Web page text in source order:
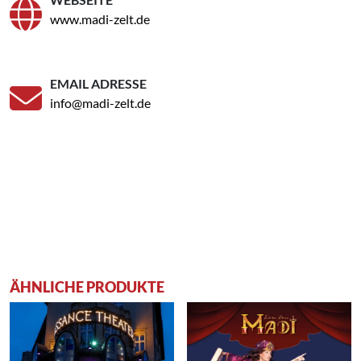
www.madi-zelt.de
EMAIL ADRESSE
info@madi-zelt.de
ÄHNLICHE PRODUKTE